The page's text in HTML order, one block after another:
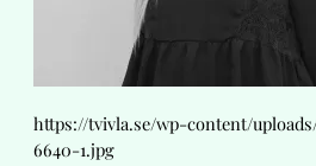
https://tvivla.se/wp-content/
6640-1.jpg